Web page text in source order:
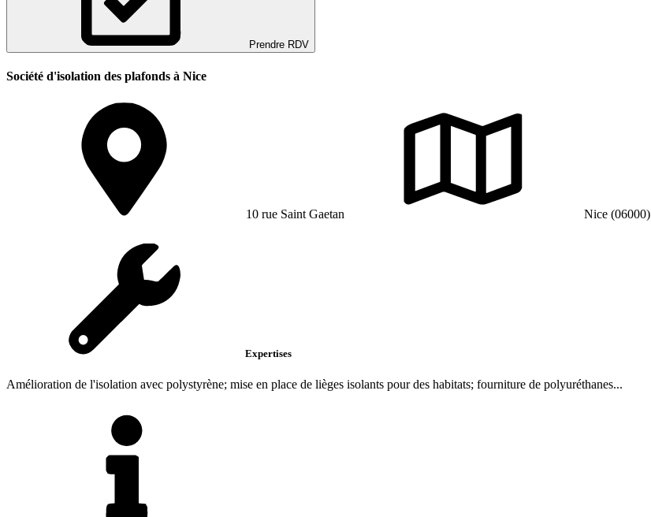
Prendre RDV
Société d'isolation des plafonds à Nice
10 rue Saint Gaetan Nice (06000)
Expertises
Amélioration de l'isolation avec polystyrène; mise en place de lièges isolants pour des habitats; fourniture de polyuréthanes...